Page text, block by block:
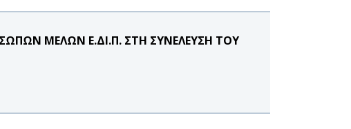
ΜΕΛΩΝ Ε.ΔΙ.Π. ΣΤΗ ΣΥΝΕΛΕΥΣΗ ΤΟΥ